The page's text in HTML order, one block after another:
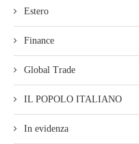
Estero
Finance
Global Trade
IL POPOLO ITALIANO
In evidenza